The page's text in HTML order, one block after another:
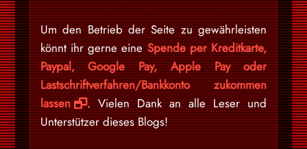
Um den Betrieb der Seite zu gewährleisten
könnt ihr gerne eineSpende per Kreditkarte,
Paypal, Google Pay, Apple Pay oder
Lastschriftverfahren/Bankkonto zukommen
lassen
. Vielen Dank an alle Leser und
Unterstützer dieses Blogs!